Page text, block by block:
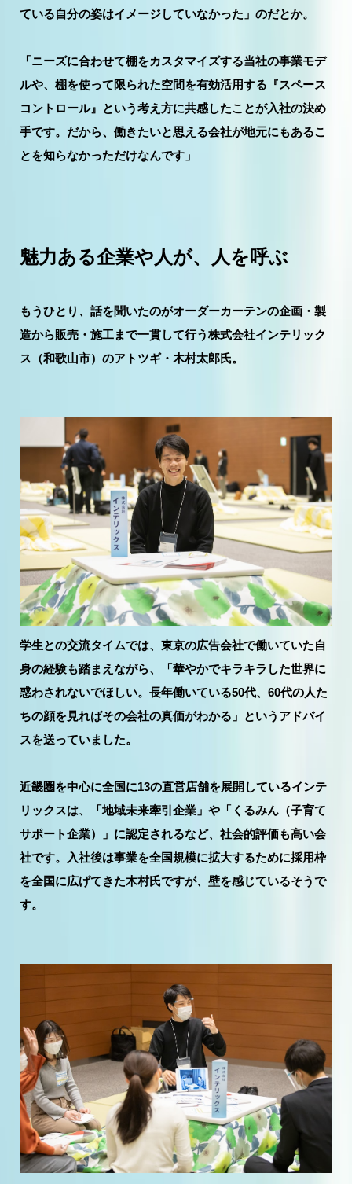
ている自分の姿はイメージしていなかった」のだとか。
「ニーズに合わせて棚をカスタマイズする当社の事業モデ
ルや、棚を使って限られた空間を有効活用する『スペース
コントロール』という考え方に共感したことが入社の決め
手です。だから、働きたいと思える会社が地元にもあるこ
とを知らなかっただけなんです」
魅力ある企業や人が、人を呼ぶ
もうひとり、話を聞いたのがオーダーカーテンの企画・製
造から販売・施工まで一貫して行う株式会社インテリック
ス（和歌山市）のアトツギ・木村太郎氏。
学生との交流タイムでは、東京の広告会社で働いていた自
身の経験も踏まえながら、「華やかでキラキラした世界に
惑わされないでほしい。長年働いている50代、60代の人た
ちの顔を見ればその会社の真価がわかる」というアドバイ
スを送っていました。
近畿圏を中心に全国に13の直営店舗を展開しているインテ
リックスは、「地域未来牽引企業」や「くるみん（子育て
サポート企業）」に認定されるなど、社会的評価も高い会
社です。入社後は事業を全国規模に拡大するために採用枠
を全国に広げてきた木村氏ですが、壁を感じているそうで
す。